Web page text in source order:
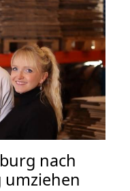
nach
umziehen